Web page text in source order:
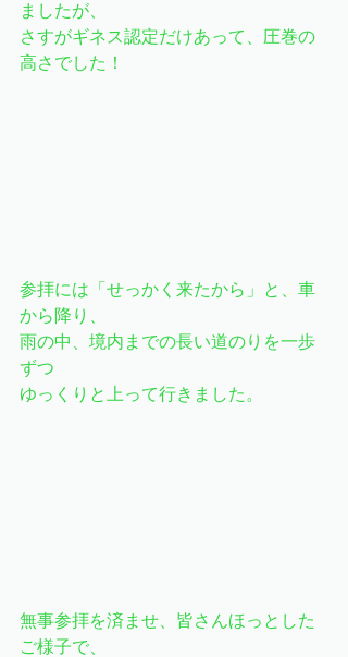
ましたが、
さすがギネス認定だけあって、圧巻の
高さでした！
参拝には「せっかく来たから」と、車
から降り、
雨の中、境内までの長い道のりを一歩
ずつ
ゆっくりと上って行きました。
無事参拝を済ませ、皆さんほっとした
ご様子で、